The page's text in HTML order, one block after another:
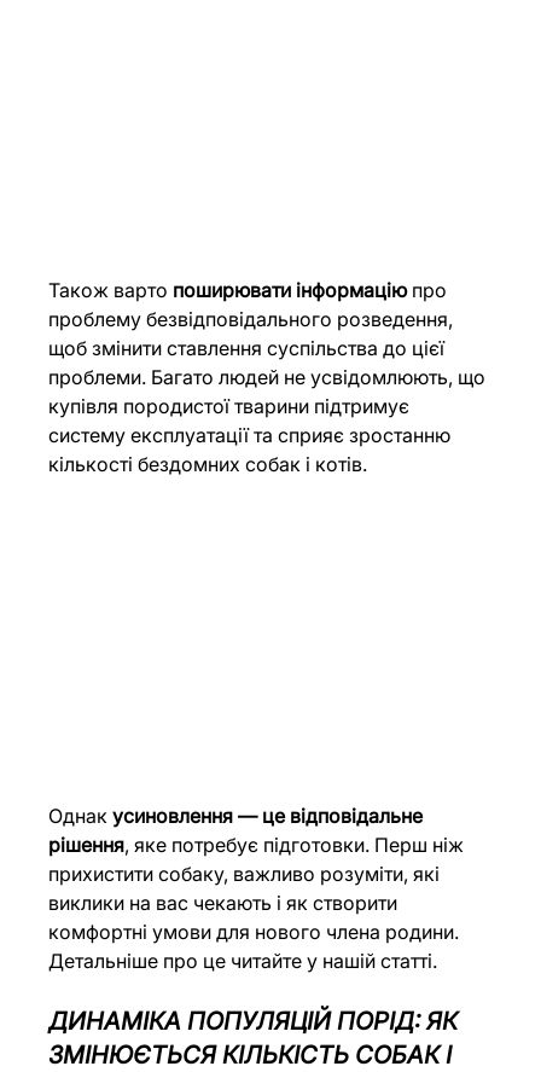
Також варто поширювати інформацію про
проблему безвідповідального розведення,
щоб змінити ставлення суспільства до цієї
проблеми. Багато людей не усвідомлюють, що
купівля породистої тварини підтримує
систему експлуатації та сприяє зростанню
кількості бездомних собак і котів.
Однак усиновлення — це відповідальне
рішення, яке потребує підготовки. Перш ніж
прихистити собаку, важливо розуміти, які
виклики на вас чекають і як створити
комфортні умови для нового члена родини.
Детальніше про це читайте у нашій статті.
ДИНАМІКА ПОПУЛЯЦІЙ ПОРІД: ЯК
ЗМІНЮЄТЬСЯ КІЛЬКІСТЬ СОБАК І